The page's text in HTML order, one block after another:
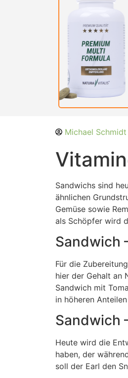
Michael Schmidt
Sandwichs sind
ähnlichen
Gemüse sowie
als Schöpfer wird
Sandwich
Für die
hier der Gehalt an
Sandwich mit
in höheren
Sandwich
Heute wird die
haben, der
soll der Earl den